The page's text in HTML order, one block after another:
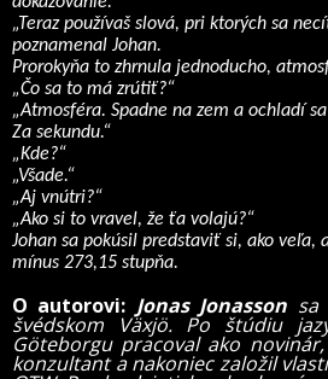
„Teraz používaš slová, pri ktorých sa
poznamenal Johan.
Prorokyňa to zhrnula jednoducho,
„Čo sa to má zrútiť?“
„Atmosféra. Spadne na zem a ochladí
Za sekundu.“
„Kde?“
„Všade.“
„Aj vnútri?“
„Ako si to vravel, že ťa volajú?“
Johan sa pokúsil predstaviť si, ako veľa,
mínus 273,15 stupňa.
O autorovi: Jonas Jonasson sa
švédskom Växjö. Po štúdiu
Göteborgu pracoval ako
konzultant a nakoniec založil